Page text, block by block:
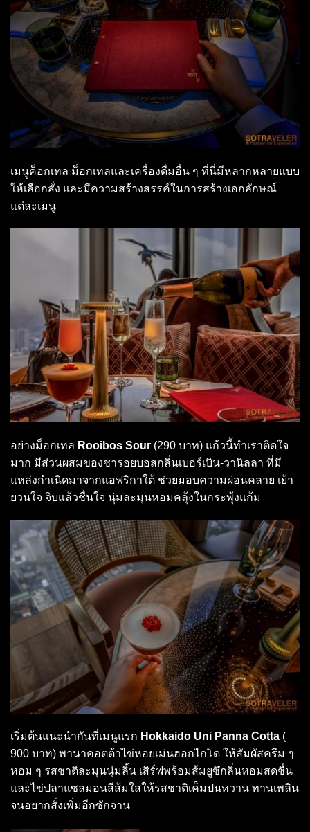
เมนูค็อกเทล ม็อกเทลและเครื่องดื่มอื่น ๆ ที่นี่มีหลากหลายแบบ
ให้เลือกสั่ง และมีความสร้างสรรค์ในการสร้างเอกลักษณ์
แต่ละเมนู
อย่างม็อกเทล Rooibos Sour (290 บาท) แก้วนี้ทำเราติดใจ
มาก มีส่วนผสมของชารอยบอสกลิ่นเบอร์เบิน-วานิลลา ที่มี
แหล่งกำเนิดมาจากแอฟริกาใต้ ช่วยมอบความผ่อนคลาย เย้า
ยวนใจ จิบแล้วชื่นใจ นุ่มละมุนหอมคลุ้งในกระพุ้งแก้ม
เริ่มต้นแนะนำกันที่เมนูแรก Hokkaido Uni Panna Cotta (
900 บาท) พานาคอตต้าไข่หอยเม่นฮอกไกโด ให้สัมผัสครีม ๆ
หอม ๆ รสชาติละมุนนุ่มลิ้น เสิร์ฟพร้อมส้มยูซึกลิ่นหอมสดชื่น
และไข่ปลาแซลมอนสีส้มใสให้รสชาติเค็มปนหวาน ทานเพลิน
จนอยากสั่งเพิ่มอีกซักจาน